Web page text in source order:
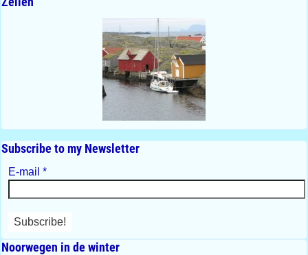
Subscribe to my Newsletter
E-mail *
Noorwegen in de winter